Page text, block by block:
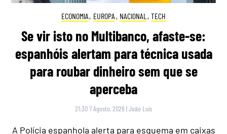
ECONOMIA, EUROPA , NACIONAL , TECH
Se vir isto no Multibanco, afaste-se:
espanhóis alertam para técnica usada
para roubar dinheiro sem que se
aperceba
21:30 7 Agosto, 2026 |João Luís
A Polícia espanhola alerta para esquema em caixas